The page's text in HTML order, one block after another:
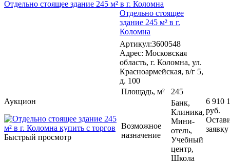
Отдельно стоящее здание 245 м² в г. Коломна
Аукцион
Быстрый просмотр
Отдельно стоящее
здание 245 м² в г.
Коломна
Артикул:3600548
Адрес: Московская
область, г. Коломна, ул.
Красноармейская, в/г 5,
д. 100
Площадь, м²
245
Возможное
назначение
Банк,
Клиника,
Мини-
отель,
Учебный
центр,
Школа
6 910
руб.
заявку